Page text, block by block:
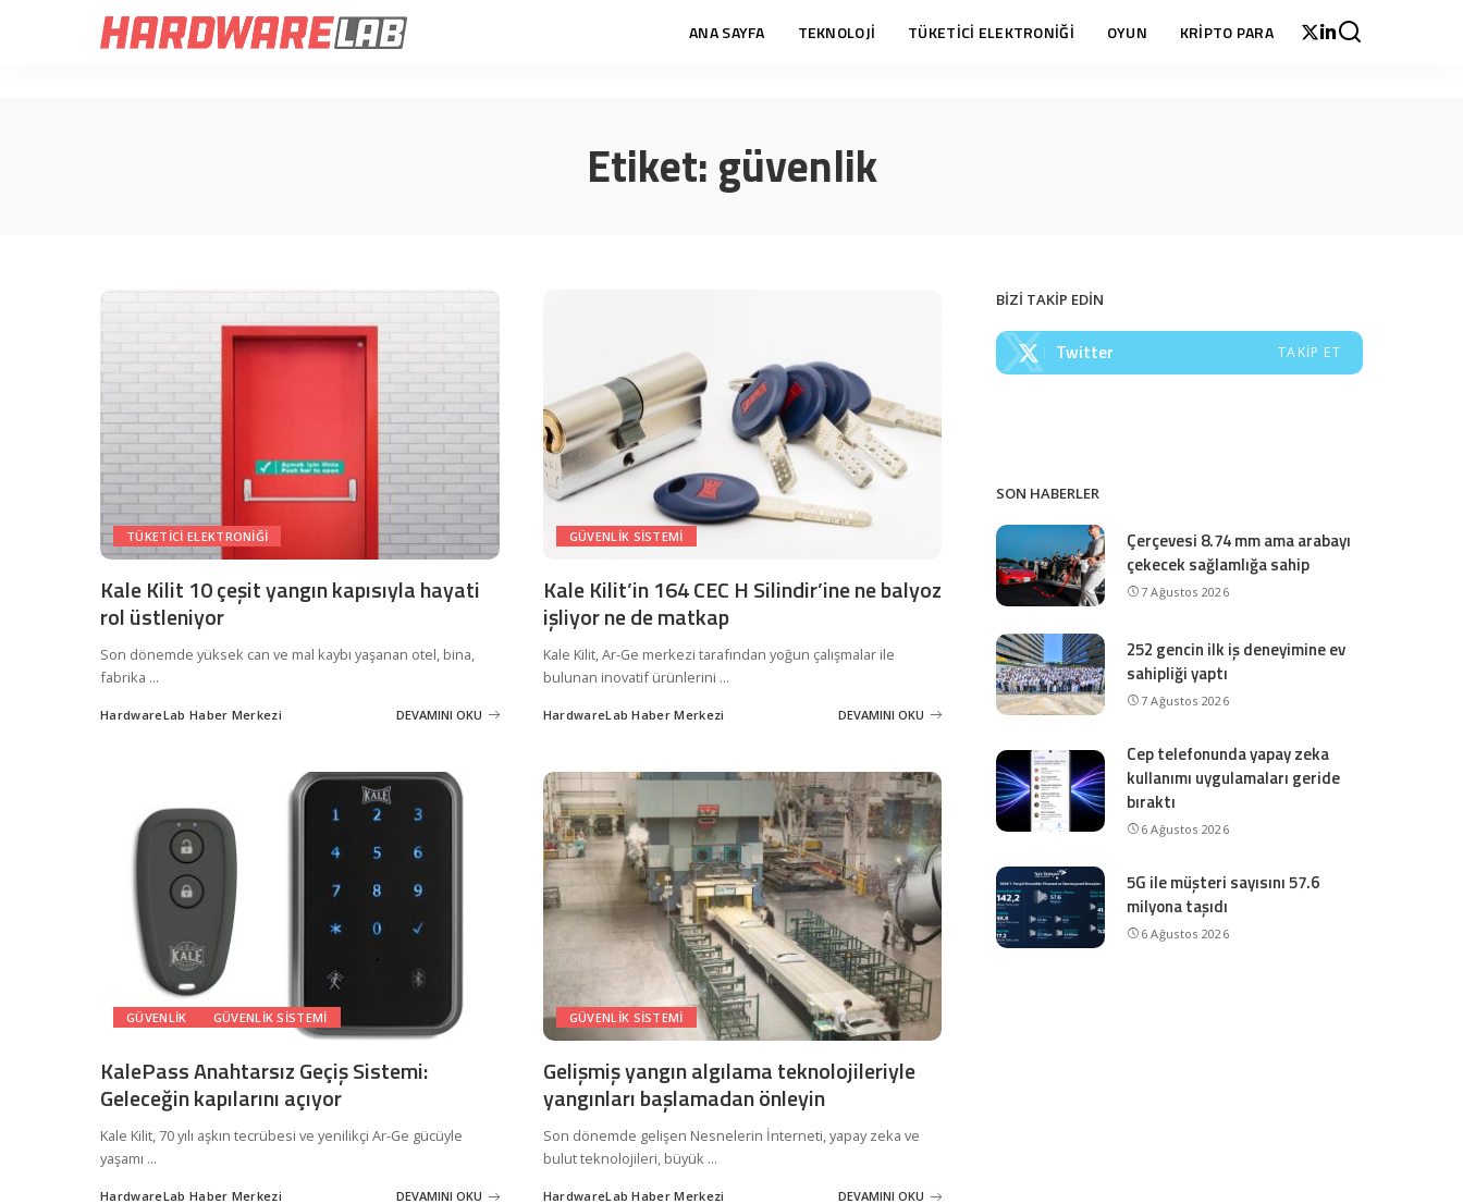
ANA SAYFA TEKNOLOJİ TÜKETİCİ ELEKTRONİĞİ OYUN KRİPTO PARA
Etiket:güvenlik
TÜKETICI ELEKTRONIĞI
Kale Kilit 10 çeşit yangın kapısıyla hayati
rol üstleniyor
Son dönemde yüksek can ve mal kaybı yaşanan otel, bina,
fabrika ...
Posted
HardwareLab Haber Merkezi DEVAMINI OKU
GÜVENLIK SISTEMI
Kale Kilit’in 164 CEC H Silindir’ine ne balyoz
işliyor ne de matkap
Kale Kilit, Ar-Ge merkezi tarafından yoğun çalışmalar ile
bulunan inovatif ürünlerini ...
Posted
HardwareLab Haber Merkezi DEVAMINI OKU
GÜVENLIK GÜVENLIK SISTEMI
KalePass Anahtarsız Geçiş Sistemi:
Geleceğin kapılarını açıyor
Kale Kilit, 70 yılı aşkın tecrübesi ve yenilikçi Ar-Ge gücüyle
yaşamı ...
HardwareLab Haber Merkezi DEVAMINI OKU
GÜVENLIK SISTEMI
Gelişmiş yangın algılama teknolojileriyle
yangınları başlamadan önleyin
Son dönemde gelişen Nesnelerin İnterneti, yapay zeka ve
bulut teknolojileri, büyük ...
HardwareLab Haber Merkezi DEVAMINI OKU
BİZİ TAKİP EDİN
Twitter TAKIP ET
SON HABERLER
Çerçevesi 8.74 mm ama arabayı
çekecek sağlamlığa sahip
7 Ağustos 2026
252 gencin ilk iş deneyimine ev
sahipliği yaptı
7 Ağustos 2026
Cep telefonunda yapay zeka
kullanımı uygulamaları geride
bıraktı
6 Ağustos 2026
5G ile müşteri sayısını 57.6
milyona taşıdı
6 Ağustos 2026